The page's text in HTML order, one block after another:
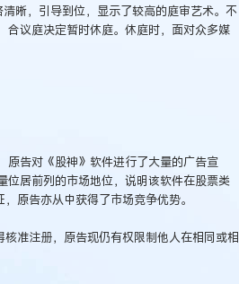
，引导到位，显示了较高的庭审艺术。不
合议庭决定暂时休庭。休庭时，面对众多媒
告对《股神》软件进行了大量的广告宣
居前列的市场地位，说明该软件在股票类
原告亦从中获得了市场竞争优势。
准注册，原告现仍有权限制他人在相同或相